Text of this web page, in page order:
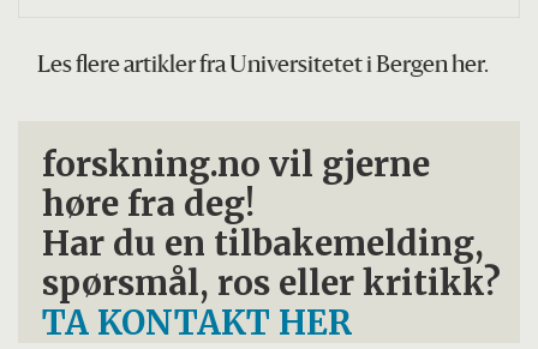
Les flere artikler fra Universitetet i Bergen her.
forskning.no vil gjerne
høre fra deg!
Har du en tilbakemelding,
spørsmål, ros eller kritikk?
TA KONTAKT HER